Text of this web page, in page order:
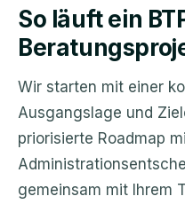
So läuft ein
Wir starten mit einer
Ausgangslage und
priorisierte Roadmap
gemeinsam mit Ihrem